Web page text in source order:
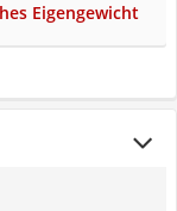
Eigengewicht